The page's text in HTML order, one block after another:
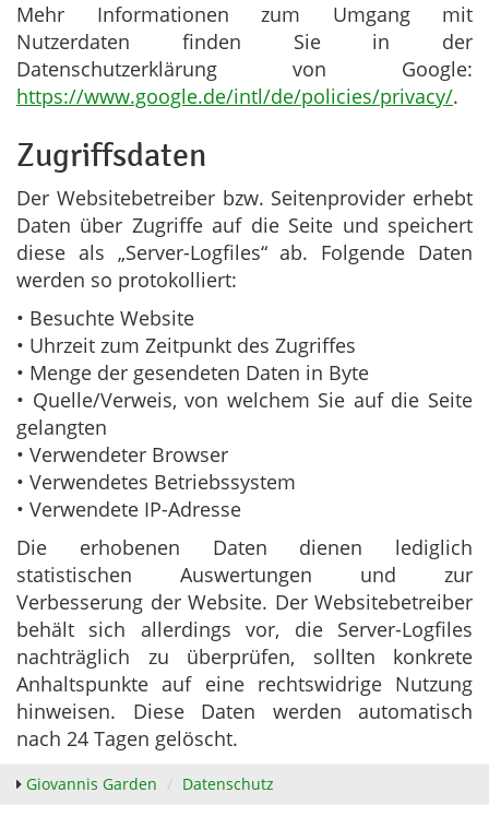
Mehr Informationen zum Umgang mit
Nutzerdaten finden Sie in der
Datenschutzerklärung von Google:
https://www.google.de/intl/de/policies/privacy/.
Zugriffsdaten
Der Websitebetreiber bzw. Seitenprovider erhebt
Daten über Zugriffe auf die Seite und speichert
diese als „Server-Logfiles“ ab. Folgende Daten
werden so protokolliert:
• Besuchte Website
• Uhrzeit zum Zeitpunkt des Zugriffes
• Menge der gesendeten Daten in Byte
• Quelle/Verweis, von welchem Sie auf die Seite
gelangten
• Verwendeter Browser
• Verwendetes Betriebssystem
• Verwendete IP-Adresse
Die erhobenen Daten dienen lediglich
statistischen Auswertungen und zur
Verbesserung der Website. Der Websitebetreiber
behält sich allerdings vor, die Server-Logfiles
nachträglich zu überprüfen, sollten konkrete
Anhaltspunkte auf eine rechtswidrige Nutzung
hinweisen. Diese Daten werden automatisch
nach 24 Tagen gelöscht.
Giovannis Garden Datenschutz